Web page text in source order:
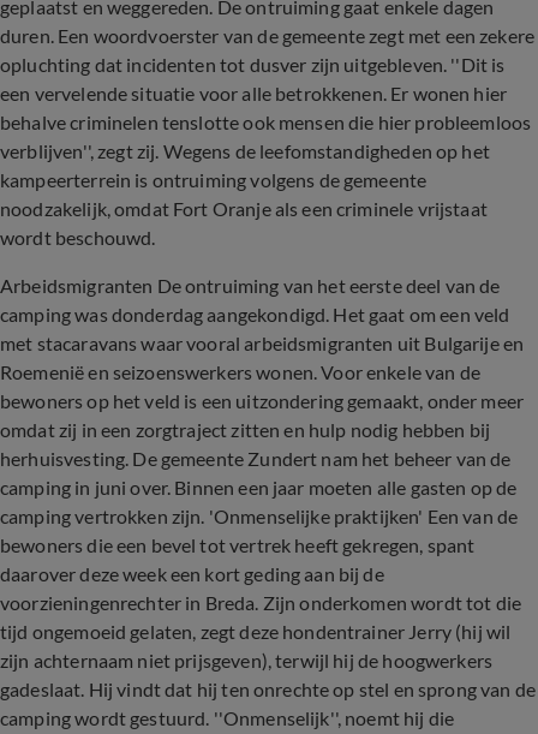
geplaatst en weggereden. De ontruiming gaat enkele dagen
duren. Een woordvoerster van de gemeente zegt met een zekere
opluchting dat incidenten tot dusver zijn uitgebleven. ''Dit is
een vervelende situatie voor alle betrokkenen. Er wonen hier
behalve criminelen tenslotte ook mensen die hier probleemloos
verblijven'', zegt zij. Wegens de leefomstandigheden op het
kampeerterrein is ontruiming volgens de gemeente
noodzakelijk, omdat Fort Oranje als een criminele vrijstaat
wordt beschouwd.
Arbeidsmigranten De ontruiming van het eerste deel van de
camping was donderdag aangekondigd. Het gaat om een veld
met stacaravans waar vooral arbeidsmigranten uit Bulgarije en
Roemenië en seizoenswerkers wonen. Voor enkele van de
bewoners op het veld is een uitzondering gemaakt, onder meer
omdat zij in een zorgtraject zitten en hulp nodig hebben bij
herhuisvesting. De gemeente Zundert nam het beheer van de
camping in juni over. Binnen een jaar moeten alle gasten op de
camping vertrokken zijn. 'Onmenselijke praktijken' Een van de
bewoners die een bevel tot vertrek heeft gekregen, spant
daarover deze week een kort geding aan bij de
voorzieningenrechter in Breda. Zijn onderkomen wordt tot die
tijd ongemoeid gelaten, zegt deze hondentrainer Jerry (hij wil
zijn achternaam niet prijsgeven), terwijl hij de hoogwerkers
gadeslaat. Hij vindt dat hij ten onrechte op stel en sprong van de
camping wordt gestuurd. ''Onmenselijk'', noemt hij die